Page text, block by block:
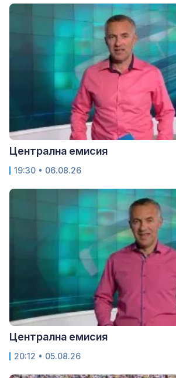
Централна емисия
19:30 • 06.08.26
Централна емисия
20:12 • 05.08.26